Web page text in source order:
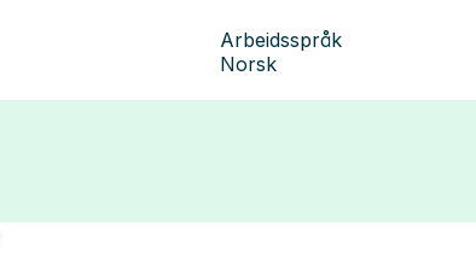
Arbeidsspråk
Norsk